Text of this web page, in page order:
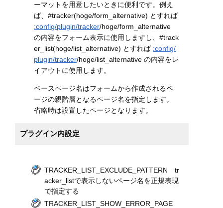
ーマットを用意したいときに便利です。例え
ば、#tracker(hoge/form_alternative) とすれば
:config/plugin/tracker/hoge/form_alternative
の内容をフォーム表示に使用しますし、#track
er_list(hoge/list_alternative) とすれば :config/
plugin/tracker/hoge/list_alternative の内容をレ
イアウトに使用します。
ベースページ名はフォームから作成されるペ
ージの親階層となるページ名を指定します。
省略時は設置したページとなります。
プラグイン内設定
TRACKER_LIST_EXCLUDE_PATTERN tr
acker_listで表示しないページ名を正規表現
で指定する
TRACKER_LIST_SHOW_ERROR_PAGE